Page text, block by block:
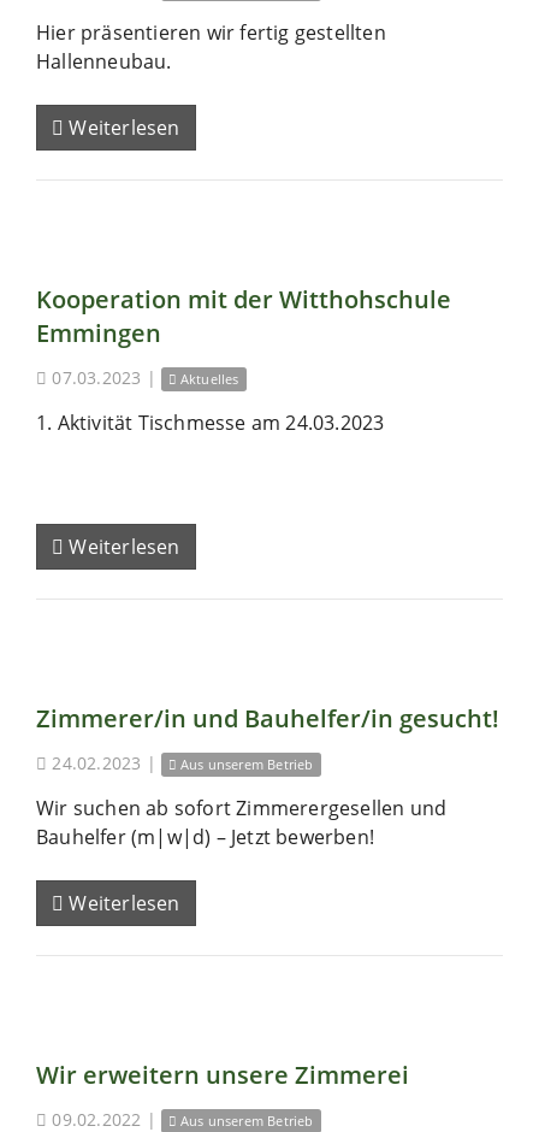
Hier präsentieren wir fertig gestellten
Hallenneubau.
Weiterlesen
Kooperation mit der Witthohschule
Emmingen
07.03.2023 | Aktuelles
1. Aktivität Tischmesse am 24.03.2023
Weiterlesen
Zimmerer/in und Bauhelfer/in gesucht!
24.02.2023 | Aus unserem Betrieb
Wir suchen ab sofort Zimmerergesellen und
Bauhelfer (m|w|d) – Jetzt bewerben!
Weiterlesen
Wir erweitern unsere Zimmerei
09.02.2022 | Aus unserem Betrieb